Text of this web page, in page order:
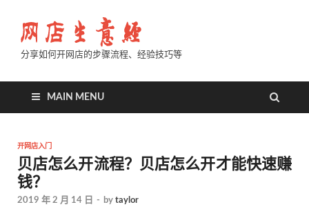
分享如何开网店的步骤流程、经验技巧等
MAIN MENU
开网店入门
贝店怎么开流程？贝店怎么开才能快速赚
钱？
2019 年 2 月 14 日 - by taylor